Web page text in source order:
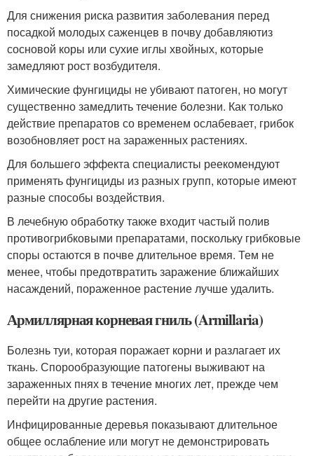
Для снижения риска развития заболевания перед
посадкой молодых саженцев в почву добавляютиз
сосновой коры или сухие иглы хвойных, которые
замедляют рост возбудителя.
Химические фунгициды не убивают патоген, но могут
существенно замедлить течение болезни. Как только
действие препаратов со временем ослабевает, грибок
возобновляет рост на зараженных растениях.
Для большего эффекта специалисты реекомендуют
применять фунгициды из разных групп, которые имеют
разные способы воздействия.
В лечебную обработку также входит частый полив
противогрибковыми препаратами, поскольку грибковые
споры остаются в почве длительное время. Тем не
менее, чтобы предотвратить заражение ближайших
насаждений, пораженное растение лучше удалить.
Армиллярная корневая гниль (Armillaria)
Болезнь туи, которая поражает корни и разлагает их
ткань. Спорообразующие патогены выживают на
зараженных пнях в течение многих лет, прежде чем
перейти на другие растения.
Инфицированные деревья показывают длительное
общее ослабление или могут не демонстрировать